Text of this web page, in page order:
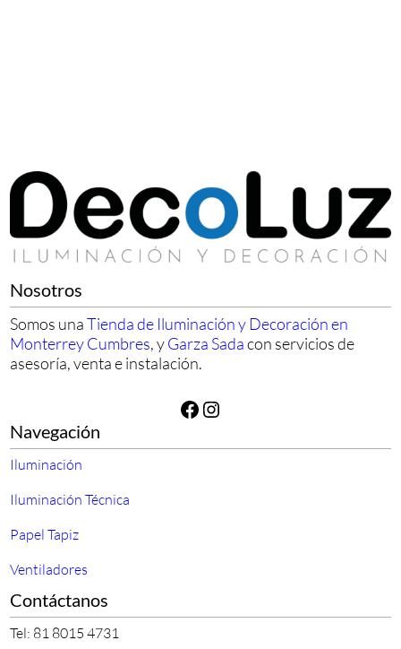
Nosotros
Somos unaTienda de Iluminación y Decoración en
Monterrey Cumbres, yGarza Sadacon servicios de
asesoría, venta e instalación.
Facebook Instagram
Navegación
Iluminación
Iluminación Técnica
Papel Tapiz
Ventiladores
Contáctanos
Tel: 81 8015 4731